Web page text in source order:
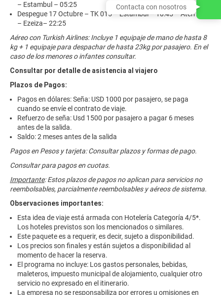
– Estambul – 05:25
Despegue 17 Octubre – TK 015 – Estambul – 10:45 – Aterrizaje
– Ezeiza– 22:25
Aéreo con Turkish Airlines: Incluye 1 equipaje de mano de hasta 8
kg + 1 equipaje para despachar de hasta 23kg por pasajero. En el
caso de los menores o infantes consultar.
Consultar por detalle de asistencia al viajero
Plazos de Pagos:
Pagos en dólares: Seña: USD 1000 por pasajero, se paga
cuando se envíe el contrato de viaje.
Refuerzo de seña: Usd 1500 por pasajero a pagar 6 meses
antes de la salida.
Saldo: 2 meses antes de la salida
Pagos en Pesos y tarjeta: Consultar plazos y formas de pago.
Consultar para pagos en cuotas.
Importante: Estos plazos de pagos no aplican para servicios no
reembolsables, parcialmente reembolsables y aéreos de sistema.
Observaciones importantes:
Esta idea de viaje está armada con Hotelería Categoría 4/5*.
Los hoteles previstos son los mencionados o similares.
Este paquete es a requerir, es decir, sujeto a disponibilidad.
Los precios son finales y están sujetos a disponibilidad al
momento de hacer la reserva.
El programa no incluye: Los gastos personales, bebidas,
maleteros, impuesto municipal de alojamiento, cualquier otro
servicio no expresado en el itinerario.
La empresa no se responsabiliza por errores u omisiones en
Contacta con nosotros